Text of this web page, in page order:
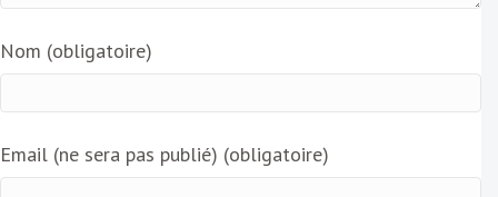
Nom (obligatoire)
Email (ne sera pas publié) (obligatoire)